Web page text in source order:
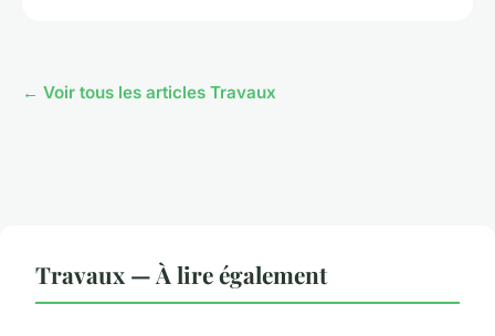
← Voir tous les articles Travaux
Travaux — À lire également